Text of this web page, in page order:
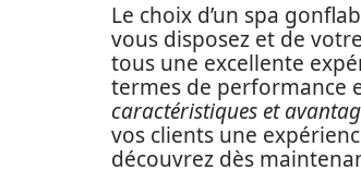
Le choix d’un spa
vous disposez et de
tous une excellente
termes de performance
caractéristiques et
vos clients une
découvrez dès